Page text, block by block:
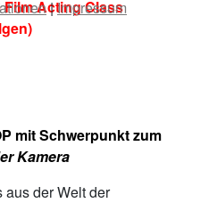
Film Acting Class
mit Schwerpunkt zum
Kamera
der Welt der
|Impressum